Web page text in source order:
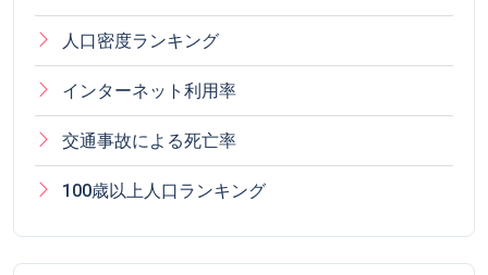
人口密度ランキング
インターネット利用率
交通事故による死亡率
100歳以上人口ランキング